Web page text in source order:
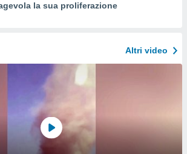
la sua proliferazione
Altri video